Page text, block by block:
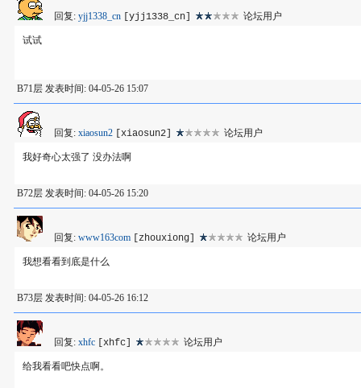
回复: yjj1338_cn [yjj1338_cn] 论坛用户
试试
B71层 发表时间: 04-05-26 15:07
回复: xiaosun2 [xiaosun2] 论坛用户
我好奇心太强了 没办法啊
B72层 发表时间: 04-05-26 15:20
回复: www163com [zhouxiong] 论坛用户
我想看看到底是什么
B73层 发表时间: 04-05-26 16:12
回复: xhfc [xhfc] 论坛用户
给我看看吧快点啊。